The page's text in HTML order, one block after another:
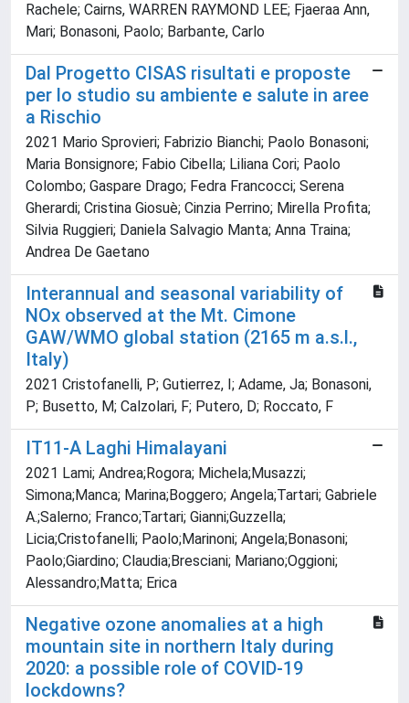
Rachele; Cairns, WARREN RAYMOND LEE; Fjaeraa Ann,
Mari; Bonasoni, Paolo; Barbante, Carlo
Dal Progetto CISAS risultati e proposte
per lo studio su ambiente e salute in aree
a Rischio
2021 Mario Sprovieri; Fabrizio Bianchi; Paolo Bonasoni;
Maria Bonsignore; Fabio Cibella; Liliana Cori; Paolo
Colombo; Gaspare Drago; Fedra Francocci; Serena
Gherardi; Cristina Giosuè; Cinzia Perrino; Mirella Profita;
Silvia Ruggieri; Daniela Salvagio Manta; Anna Traina;
Andrea De Gaetano
Interannual and seasonal variability of
NOx observed at the Mt. Cimone
GAW/WMO global station (2165 m a.s.l.,
Italy)
2021 Cristofanelli, P; Gutierrez, I; Adame, Ja; Bonasoni,
P; Busetto, M; Calzolari, F; Putero, D; Roccato, F
IT11-A Laghi Himalayani
2021 Lami; Andrea;Rogora; Michela;Musazzi;
Simona;Manca; Marina;Boggero; Angela;Tartari; Gabriele
A.;Salerno; Franco;Tartari; Gianni;Guzzella;
Licia;Cristofanelli; Paolo;Marinoni; Angela;Bonasoni;
Paolo;Giardino; Claudia;Bresciani; Mariano;Oggioni;
Alessandro;Matta; Erica
Negative ozone anomalies at a high
mountain site in northern Italy during
2020: a possible role of COVID-19
lockdowns?